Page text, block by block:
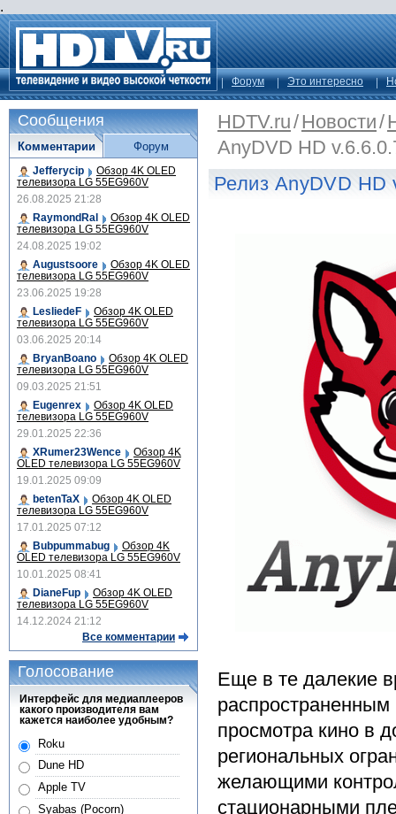
.
Форум Это интересно
HDTV.ru/Новости/
AnyDVD HD
Релиз AnyDVD HD
Еще в те далекие
просмотра кино в
региональных
желающими
стационарными
Сообщения
Комментарии
Jefferycip Обзор 4K OLED
телевизора LG 55EG960V
26.08.2025 21:28
RaymondRal
Обзор 4K OLED
телевизора LG 55EG960V
24.08.2025 19:02
Augustsoore
Обзор 4K OLED
телевизора LG 55EG960V
23.06.2025 19:28
LesliedeF
Обзор 4K OLED
телевизора LG 55EG960V
03.06.2025 20:14
BryanBoano
Обзор 4K OLED
телевизора LG 55EG960V
09.03.2025 21:51
Eugenrex
Обзор 4K OLED
телевизора LG 55EG960V
29.01.2025 22:36
XRumer23Wence
Обзор 4K
OLED телевизора LG 55EG960V
19.01.2025 09:09
betenTaX
Обзор 4K OLED
телевизора LG 55EG960V
17.01.2025 07:12
Bubpummabug
Обзор 4K
OLED телевизора LG 55EG960V
10.01.2025 08:41
DianeFup
Обзор 4K OLED
телевизора LG 55EG960V
14.12.2024 21:12
Все комментарии
Форум
Голосование
Интерфейс для медиаплееров
какого производителя вам
кажется наиболее удобным?
Roku
Dune HD
Apple TV
Syabas (Pocorn)